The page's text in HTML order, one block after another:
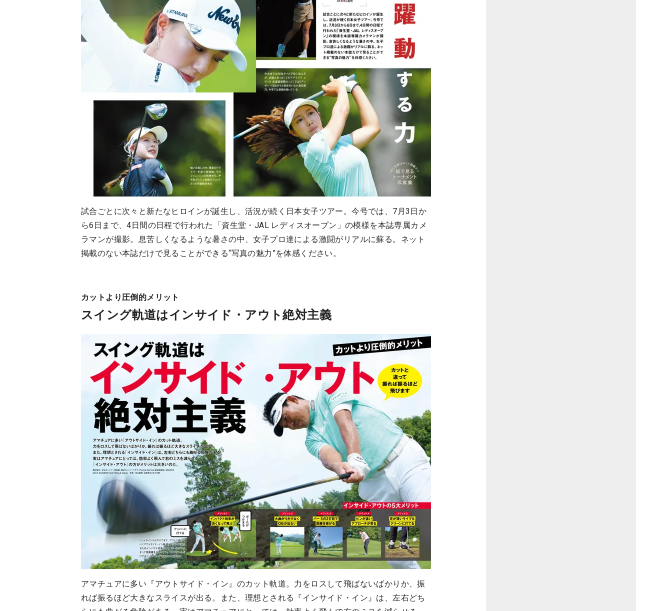
試合ごとに次々と新たなヒロインが誕生し、活況が続く日本女子ツアー。今号では、7月3日か
ら6日まで、4日間の日程で行われた「資生堂・JAL レディスオープン」の模様を本誌専属カメ
ラマンが撮影。息苦しくなるような暑さの中、女子プロ達による激闘がリアルに蘇る。ネット
掲載のない本誌だけで見ることができる“写真の魅力”を体感ください。
カットより圧倒的メリット
スイング軌道はインサイド・アウト絶対主義
アマチュアに多い『アウトサイド・イン』のカット軌道。力をロスして飛ばないばかりか、振
れば振るほど大きなスライスが出る。また、理想とされる『インサイド・イン』は、左右どち